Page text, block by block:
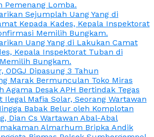
Pemenang Lomba.
Sejumplah Uang Yang di
Kepada Kades, Kepala Inspektorat
Memilih Bungkam.
Uang Yang di Lakukan Camat
Kepala Inspektorat Tuban di
Bungkam.
ODGJ Dipasung 3 Tahun
Marak Bermunculan Toko Miras
Agama Desak APH Bertindak Tegas
Ilegal Mafia Solar, Seorang Wartawan
Babak Belur oleh Komplotan
Dian Cs Wartawan Abal-Abal
Almarhum Bripka Andik